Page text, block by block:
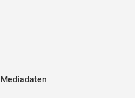
Mediadaten